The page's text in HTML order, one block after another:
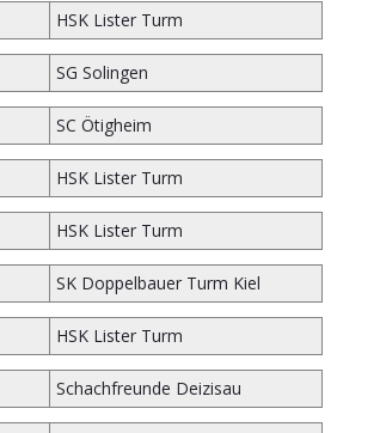
HSK Lister Turm
SG Solingen
SC Ötigheim
HSK Lister Turm
HSK Lister Turm
SK Doppelbauer Turm Kiel
HSK Lister Turm
Schachfreunde Deizisau